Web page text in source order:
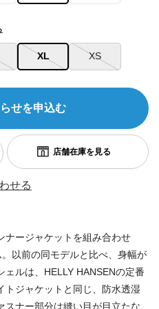
XL XS
せを申込む
せる
ナージャケットを組み合わせ
以前の同モデルと比べ、身幅が
ルは、HELLY HANSENの定番
トジャケットと同じ、防水透湿
スナー部分は縫い目が目立たな